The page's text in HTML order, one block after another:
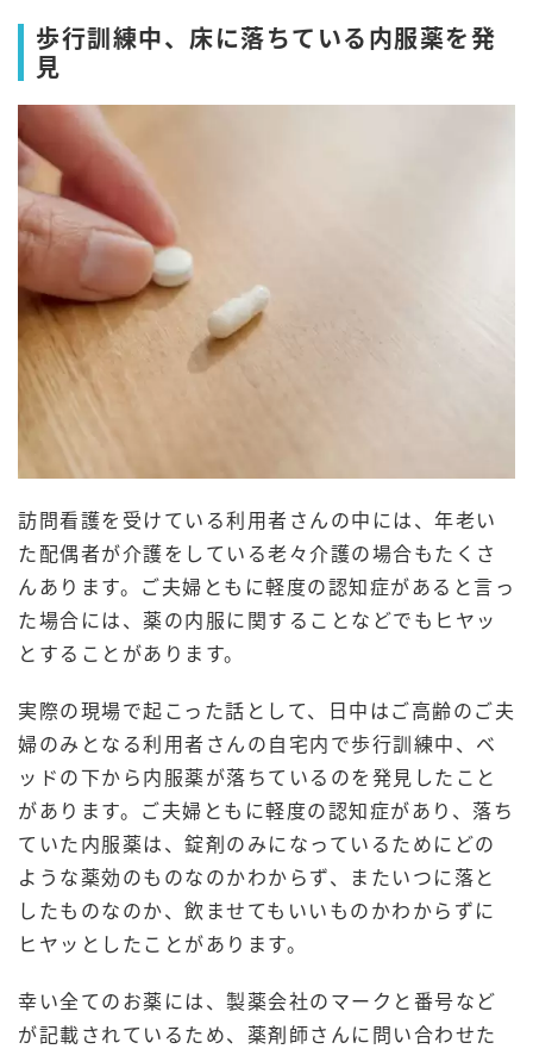
歩行訓練中、床に落ちている内服薬を発
見
訪問看護を受けている利用者さんの中には、年老い
た配偶者が介護をしている老々介護の場合もたくさ
んあります。ご夫婦ともに軽度の認知症があると言っ
た場合には、薬の内服に関することなどでもヒヤッ
とすることがあります。
実際の現場で起こった話として、日中はご高齢のご夫
婦のみとなる利用者さんの自宅内で歩行訓練中、ベ
ッドの下から内服薬が落ちているのを発見したこと
があります。ご夫婦ともに軽度の認知症があり、落ち
ていた内服薬は、錠剤のみになっているためにどの
ような薬効のものなのかわからず、またいつに落と
したものなのか、飲ませてもいいものかわからずに
ヒヤッとしたことがあります。
幸い全てのお薬には、製薬会社のマークと番号など
が記載されているため、薬剤師さんに問い合わせた